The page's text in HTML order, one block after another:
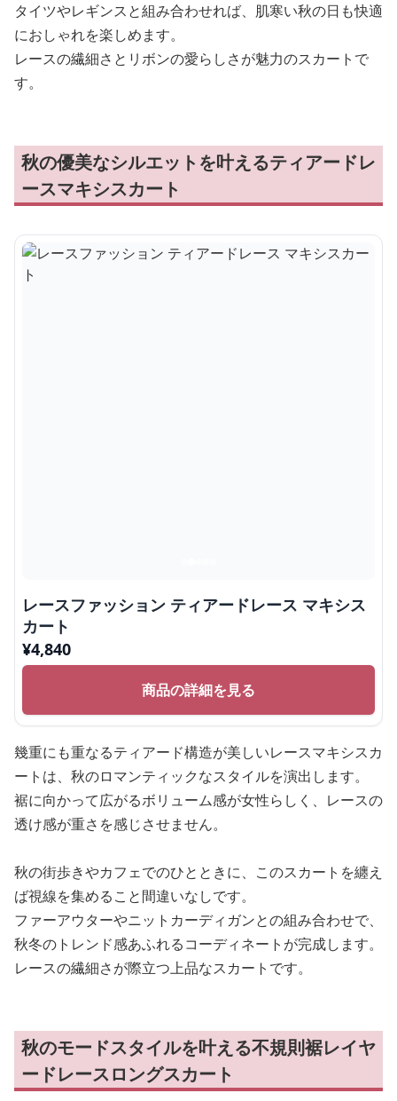
タイツやレギンスと組み合わせれば、肌寒い秋の日も快適
におしゃれを楽しめます。
レースの繊細さとリボンの愛らしさが魅力のスカートで
す。
秋の優美なシルエットを叶えるティアードレ
ースマキシスカート
レースファッション ティアードレース マキシス
カート
¥4,840
商品の詳細を見る
幾重にも重なるティアード構造が美しいレースマキシスカ
ートは、秋のロマンティックなスタイルを演出します。
裾に向かって広がるボリューム感が女性らしく、レースの
透け感が重さを感じさせません。
秋の街歩きやカフェでのひとときに、このスカートを纏え
ば視線を集めること間違いなしです。
ファーアウターやニットカーディガンとの組み合わせで、
秋冬のトレンド感あふれるコーディネートが完成します。
レースの繊細さが際立つ上品なスカートです。
秋のモードスタイルを叶える不規則裾レイヤ
ードレースロングスカート